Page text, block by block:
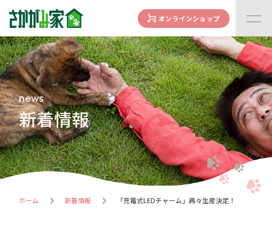
concept
さかがみ家の想い
family
家族になる前に
dogs
わんわん一覧
cats
にゃんにゃん一覧
譲渡までの流れ
オンラインショップ
news
新着情報
ホーム 新着情報 「充電式LEDチャーム」再々生産決定！